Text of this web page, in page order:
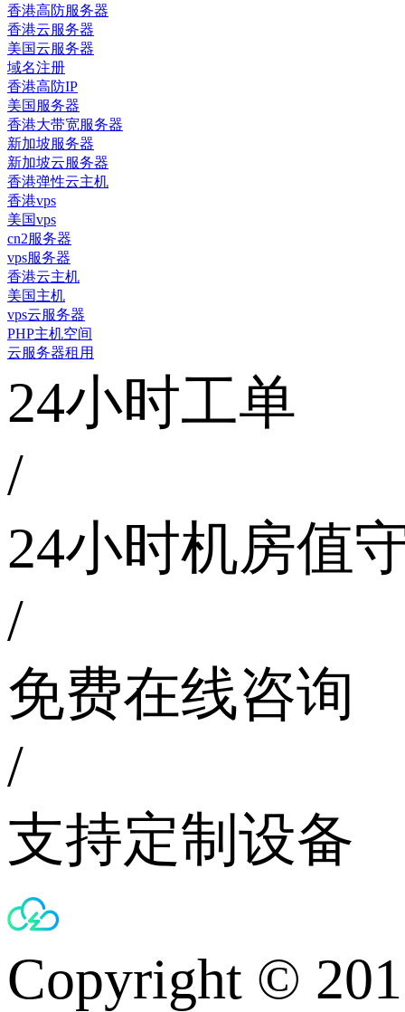
香港高防服务器
香港云服务器
美国云服务器
域名注册
香港高防IP
美国服务器
香港大带宽服务器
新加坡服务器
新加坡云服务器
香港弹性云主机
香港vps
美国vps
cn2服务器
vps服务器
香港云主机
美国主机
vps云服务器
PHP主机空间
云服务器租用
24小时工单
/
24小时机房值
/
免费在线咨询
/
支持定制设备
Copyright ©